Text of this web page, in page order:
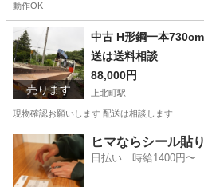
動作OK
青森 上北町駅
売ります
中古 H形鋼一本
送は送料相談
88,000円
上北町駅
現物確認お願いします 配送は相談します
青森 十和田市 上北町駅 その他
ヒマならシール貼
日払い 時給1400円〜